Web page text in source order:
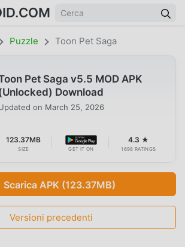
Puzzle Toon Pet Saga
Pet Saga v5.5 MOD APK
Download
on March 25, 2026
123.37MB
SIZE GET IT ON
4.3 ★
1698 RATINGS
Scarica APK (123.37MB)
Versioni precedenti